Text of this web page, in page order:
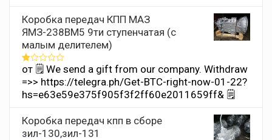
Коробка передач КПП МАЗ
ЯМЗ-238ВМ5 9ти ступенчатая (с
малым делителем)
Оценка
из
5
от 🗒 We send a gift from our company. Withdrаw
=>> https://telegra.ph/Get-BTC-right-now-01-22?
hs=e63e59e375f905f3f2ff60e2011659ff& 🗒
Коробка передач кпп в сборе
зил-130,зил-131